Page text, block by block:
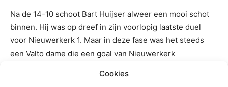
Cookies
Na de 14-10 schoot Bart Huijser alweer een mooi schot
binnen. Hij was op dreef in zijn voorlopig laatste duel
voor Nieuwerkerk 1. Maar in deze fase was het steeds
een Valto dame die een goal van Nieuwerkerk
op 15-11 en dat deed Mirthe van Staalduinen onder grote